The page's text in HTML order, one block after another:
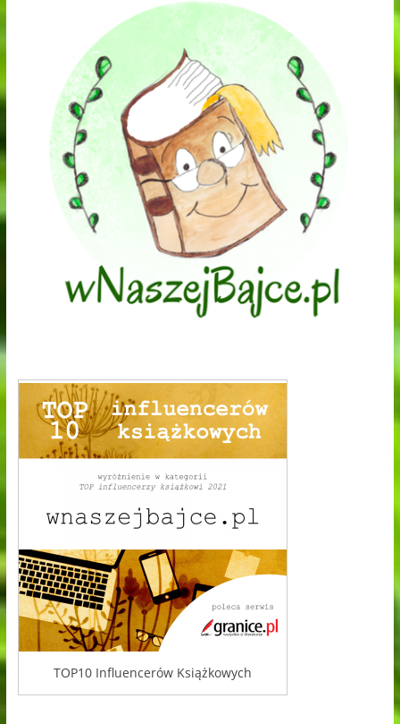
TOP10 Influencerów Książkowych